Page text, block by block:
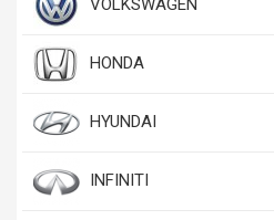
VOLKSWAGEN
HONDA
HYUNDAI
INFINITI